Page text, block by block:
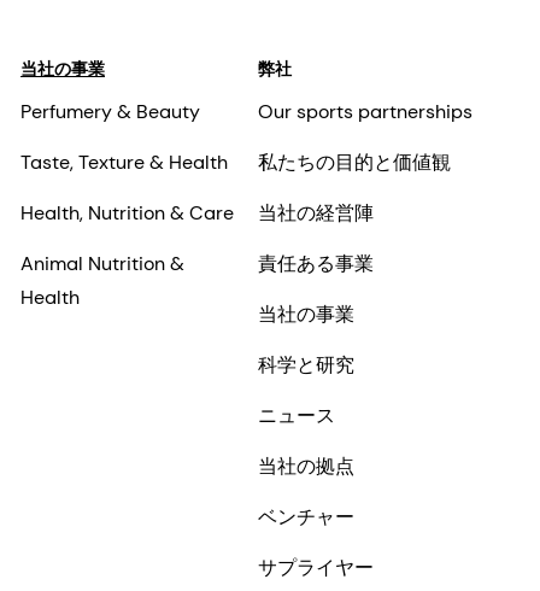
当社の事業
Perfumery & Beauty
Taste, Texture & Health
Health, Nutrition & Care
Animal Nutrition &
Health
弊社
Our sports partnerships
私たちの目的と価値観
当社の経営陣
責任ある事業
当社の事業
科学と研究
ニュース
当社の拠点
ベンチャー
サプライヤー